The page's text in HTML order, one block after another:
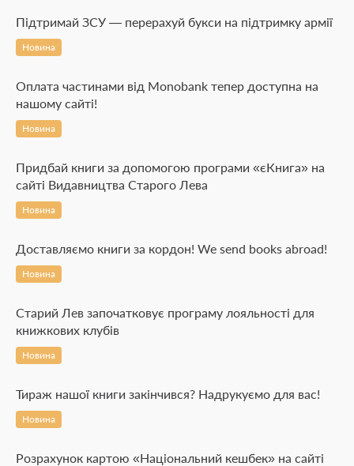
Підтримай ЗСУ — перерахуй букси на підтримку армії
Новина
Оплата частинами від Monobank тепер доступна на
нашому сайті!
Новина
Придбай книги за допомогою програми «єКнига» на
сайті Видавництва Старого Лева
Новина
Доставляємо книги за кордон! We send books abroad!
Новина
Старий Лев започатковує програму лояльності для
книжкових клубів
Новина
Тираж нашої книги закінчився? Надрукуємо для вас!
Новина
Розрахунок картою «Національний кешбек» на сайті